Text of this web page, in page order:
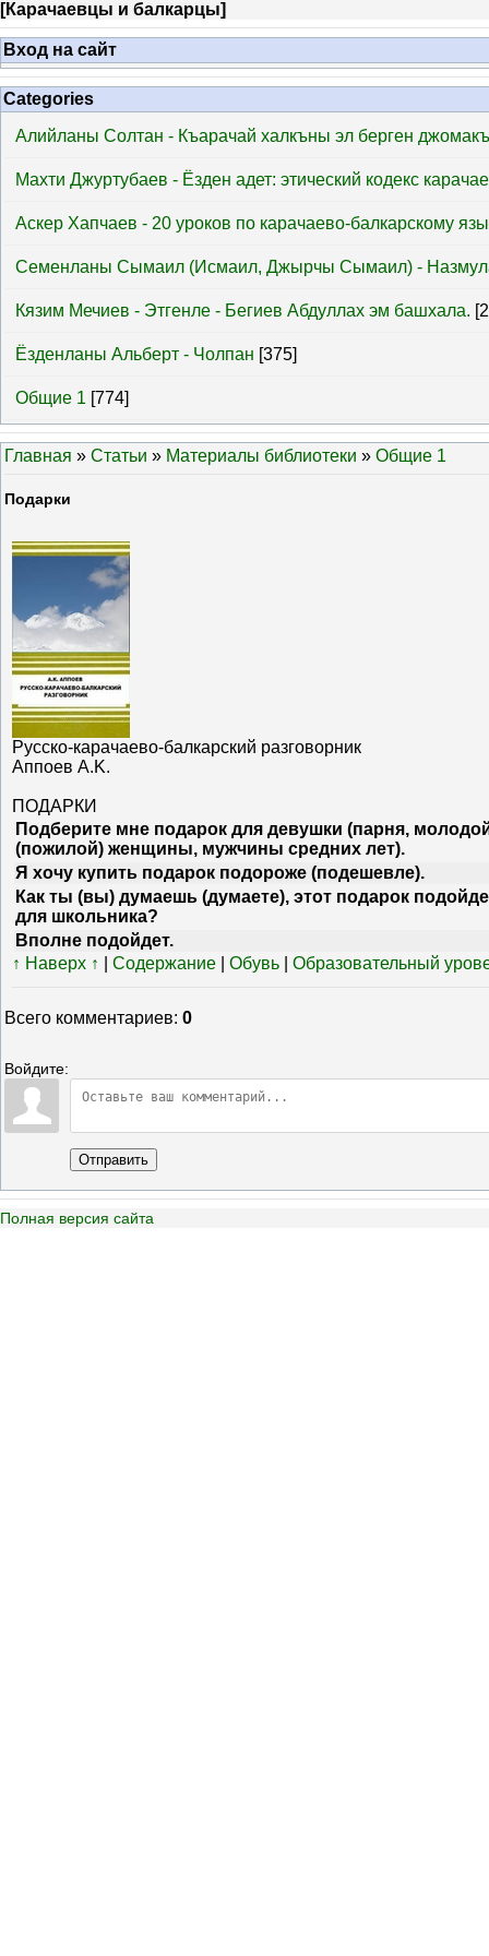
[Карачаевцы и балкарцы]
Вход на сайт
Categories
Алийланы Солтан - Къарачай халкъны эл берген
Махти Джуртубаев - Ёзден адет: этический кодекс
Аскер Хапчаев - 20 уроков по карачаево-балкарскому
Семенланы Сымаил (Исмаил, Джырчы Сымаил) -
Кязим Мечиев - Этгенле - Бегиев Абдуллах эм башхала.
Ёзденланы Альберт - Чолпан [375]
Общие 1 [774]
Главная » Статьи » Материалы библиотеки » Общие 1
Подарки
Русско-карачаево-балкарский разговорник
Аппоев A.K.
ПОДАРКИ
Подберите мне подарок для девушки (парня,
(пожилой) женщины, мужчины средних лет).
Я хочу купить подарок подороже (подешевле).
Как ты (вы) думаешь (думаете), этот подарок
для школьника?
Вполне подойдет.
↑ Наверх ↑
Содержание Обувь Образовательный
Всего комментариев: 0
Войдите:
Отправить
Полная версия сайта